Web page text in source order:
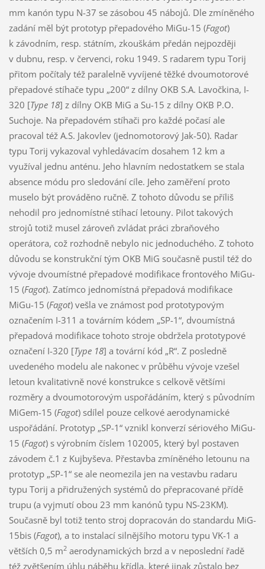
mm kanón typu N-37 se zásobou 45 nábojů. Dle zmíněného
zadání měl být prototyp přepadového MiGu-15 (Fagot)
k závodním, resp. státním, zkouškám předán nejpozději
v dubnu, resp. v červenci, roku 1949. S radarem typu Torij
přitom počítaly též paralelně vyvíjené těžké dvoumotorové
přepadové stíhače typu „200“ z dílny OKB S.A. Lavočkina, I-
320 [Type 18] z dílny OKB MiG a Su-15 z dílny OKB P.O.
Suchoje. Na přepadovém stíhači pro každé počasí ale
pracoval též A.S. Jakovlev (jednomotorový Jak-50). Radar
typu Torij vykazoval vyhledávacím dosahem 12 km a
využíval jednu anténu. Jeho hlavním nedostatkem se stala
absence módu pro sledování cíle. Jeho zaměření proto
muselo být prováděno ručně. Z tohoto důvodu se příliš
nehodil pro jednomístné stíhací letouny. Pilot takových
strojů totiž musel zároveň zvládat práci zbraňového
operátora, což rozhodně nebylo nic jednoduchého. Z tohoto
důvodu se konstrukční tým OKB MiG současně pustil též do
vývoje dvoumístné přepadové modifikace frontového MiGu-
15 (Fagot). Zatímco jednomístná přepadová modifikace
MiGu-15 (Fagot) vešla ve známost pod prototypovým
označením I-311 a továrním kódem „SP-1“, dvoumístná
přepadová modifikace tohoto stroje obdržela prototypové
označení I-320 [Type 18] a tovární kód „R“. Z posledně
uvedeného modelu ale nakonec v průběhu vývoje vzešel
letoun kvalitativně nové konstrukce s celkově většími
rozměry a dvoumotorovým uspořádáním, který s původním
MiGem-15 (Fagot) sdílel pouze celkové aerodynamické
uspořádání. Prototyp „SP-1“ vznikl konverzí sériového MiGu-
15 (Fagot) s výrobním číslem 102005, který byl postaven
závodem č.1 z Kujbyševa. Přestavba zmíněného letounu na
prototyp „SP-1“ se ale neomezila jen na vestavbu radaru
typu Torij a přidružených systémů do přepracované přídě
trupu (a vyjmutí obou 23 mm kanónů typu NS-23KM).
Současně byl totiž tento stroj dopracován do standardu MiG-
15bis (Fagot), a to instalací silnějšího motoru typu VK-1 a
větších 0,5 m2aerodynamických brzd a v neposlední řadě
též zvětšením úhlu náběhu křídla, které jinak zůstalo bez